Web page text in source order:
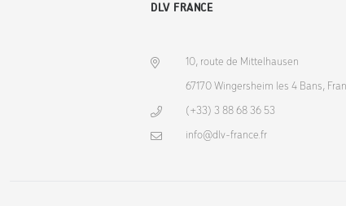
DLV FRANCE
10, route de Mittelhausen
67170 Wingersheim les 4 Bans,
(+33) 3 88 68 36 53
info@dlv-france.fr